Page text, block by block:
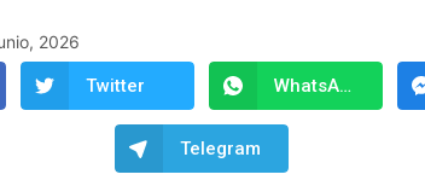
2026
Twitter WhatsApp
Telegram